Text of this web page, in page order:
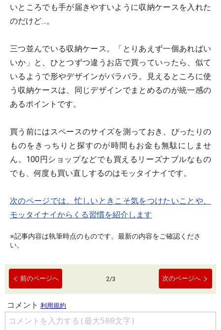
いところでも手が届きやすいように収納ケースを入れた
のだけど…。
三つ並んでいる収納ケース。「とりあえず一個あればい
いか」と、ひとつずつ違うお店で買っていったら、似て
いるようで形やデザインがバラバラ。見えるところに使
う収納ケースは、同じデザインでまとめるのが統一感の
あるポイントです。
買う前にはスペースのサイズを測っておき、ぴったりの
ものをきっちりと探すのが時間もお金も無駄にしませ
ん。100円ショップなどでも買えるリーズナブルなもの
でも、何度も買い直しするのはモッタイナイです。
次のページでは、忙しいときこそ気をつけたいことや、
モッタイナイからくる習慣を紹介します
※記事内容は執筆時点のものです。最新の内容をご確認くださ
い。
前のページへ 2/3 次のページへ